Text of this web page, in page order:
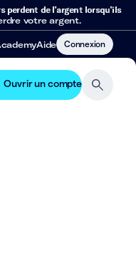
perdent de l’argent lorsqu’ils
votre argent.
Aide Connexion
un compte